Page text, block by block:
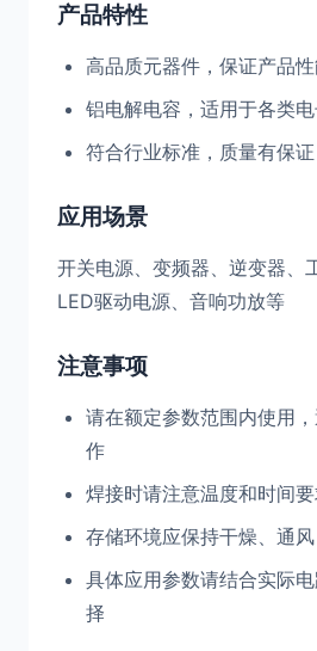
产品特性
高品质元器件，保证产品
铝电解电容，适用于各类
符合行业标准，质量有保证
应用场景
开关电源、变频器、逆变器、
LED驱动电源、音响功放等
注意事项
请在额定参数范围内使用
作
焊接时请注意温度和时间
存储环境应保持干燥、通
具体应用参数请结合实际
择